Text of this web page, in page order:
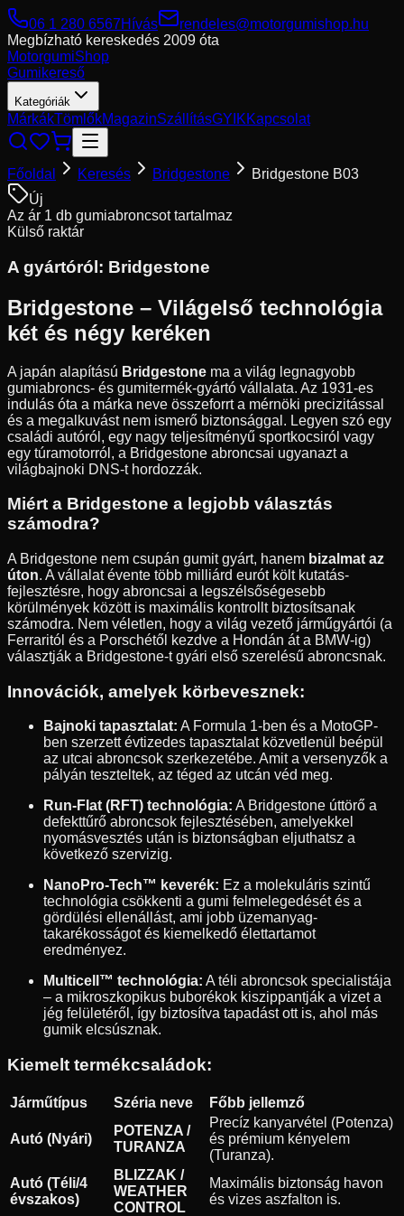
06 1 280 6567Hívás
rendeles@motorgumishop.hu
Megbízható kereskedés 2009 óta
MotorgumiShop
Gumikereső
Kategóriák
MárkákTömlőkMagazinSzállításGYIKKapcsolat
Főoldal Keresés Bridgestone
Bridgestone B03
Új
Az ár 1 db gumiabroncsot tartalmaz
Külső raktár
A gyártóról: Bridgestone
Bridgestone – Világelső technológia
két és négy keréken
A japán alapítású Bridgestone ma a világ legnagyobb
gumiabroncs- és gumitermék-gyártó vállalata. Az 1931-es
indulás óta a márka neve összeforrt a mérnöki precizitással
és a megalkuvást nem ismerő biztonsággal. Legyen szó egy
családi autóról, egy nagy teljesítményű sportkocsiról vagy
egy túramotorról, a Bridgestone abroncsai ugyanazt a
világbajnoki DNS-t hordozzák.
Miért a Bridgestone a legjobb választás
számodra?
A Bridgestone nem csupán gumit gyárt, hanem bizalmat az
úton. A vállalat évente több milliárd eurót költ kutatás-
fejlesztésre, hogy abroncsai a legszélsőségesebb
körülmények között is maximális kontrollt biztosítsanak
számodra. Nem véletlen, hogy a világ vezető járműgyártói (a
Ferraritól és a Porschétől kezdve a Hondán át a BMW-ig)
választják a Bridgestone-t gyári első szerelésű abroncsnak.
Innovációk, amelyek körbevesznek:
Bajnoki tapasztalat: A Formula 1-ben és a MotoGP-
ben szerzett évtizedes tapasztalat közvetlenül beépül
az utcai abroncsok szerkezetébe. Amit a versenyzők a
pályán teszteltek, az téged az utcán véd meg.
Run-Flat (RFT) technológia: A Bridgestone úttörő a
defekttűrő abroncsok fejlesztésében, amelyekkel
nyomásvesztés után is biztonságban eljuthatsz a
következő szervizig.
NanoPro-Tech™ keverék: Ez a molekuláris szintű
technológia csökkenti a gumi felmelegedését és a
gördülési ellenállást, ami jobb üzemanyag-
takarékosságot és kiemelkedő élettartamot
eredményez.
Multicell™ technológia: A téli abroncsok specialistája
– a mikroszkopikus buborékok kiszippantják a vizet a
jég felületéről, így biztosítva tapadást ott is, ahol más
gumik elcsúsznak.
Kiemelt termékcsaládok:
Járműtípus Széria neve Főbb jellemző
Autó (Nyári)
POTENZA /
TURANZA
Precíz kanyarvétel (Potenza)
és prémium kényelem
(Turanza).
Autó (Téli/4
évszakos)
BLIZZAK /
WEATHER
CONTROL
Maximális biztonság havon
és vizes aszfalton is.